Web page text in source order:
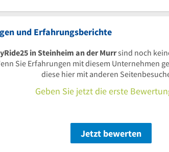
und Erfahrungsberichte
in Steinheim an der Murrsind noch
Sie Erfahrungen mit diesem Unternehmen
diese hier mit anderen
Geben Sie jetzt die erste
Jetzt bewerten